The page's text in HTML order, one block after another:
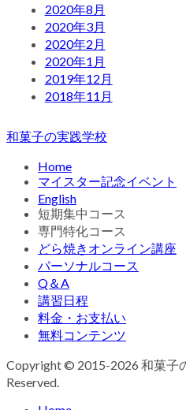
2020年8月
2020年3月
2020年2月
2020年1月
2019年12月
2018年11月
和菓子の実践学校
Home
マイスター記念イベント
English
短期集中コース
専門特化コース
どら焼きオンライン講座
パーソナルコース
Q＆A
講習日程
料金・お支払い
無料コンテンツ
Copyright © 2015-2026 和菓子
Reserved.